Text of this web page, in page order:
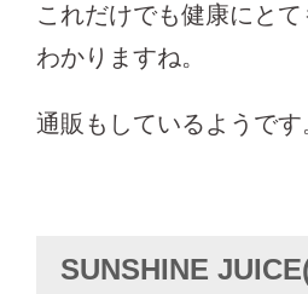
これだけでも健康にと
わかりますね。
通販もしているようです
SUNSHINE